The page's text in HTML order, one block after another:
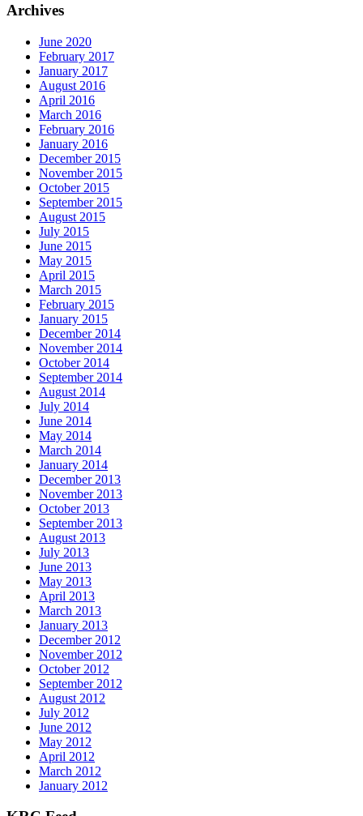
Archives
June 2020
February 2017
January 2017
August 2016
April 2016
March 2016
February 2016
January 2016
December 2015
November 2015
October 2015
September 2015
August 2015
July 2015
June 2015
May 2015
April 2015
March 2015
February 2015
January 2015
December 2014
November 2014
October 2014
September 2014
August 2014
July 2014
June 2014
May 2014
March 2014
January 2014
December 2013
November 2013
October 2013
September 2013
August 2013
July 2013
June 2013
May 2013
April 2013
March 2013
January 2013
December 2012
November 2012
October 2012
September 2012
August 2012
July 2012
June 2012
May 2012
April 2012
March 2012
January 2012